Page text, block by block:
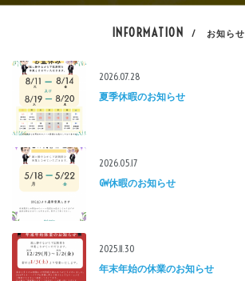
INFORMATION / お知らせ
2026.07.28
夏季休暇のお知らせ
2026.05.17
GW休暇のお知らせ
2025.11.30
年末年始の休業のお知らせ